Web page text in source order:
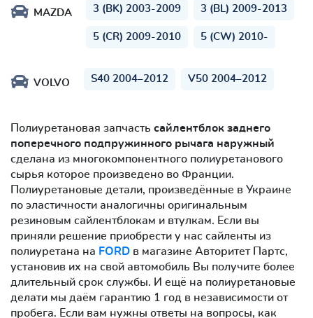
MAZDA 3 (BK) 2003-2009 3 (BL) 2009-2013
5 (CR) 2009-2010 5 (CW) 2010-
VOLVO S40 2004–2012 V50 2004–2012
Полиуретановая запчасть сайлентблок заднего
поперечного подпружинного рычага наружный
сделана из многокомпонентного полиуретанового
сырья которое произведено во Франции.
Полиуретановые детали, произведённые в Украине
по эластичности аналогичны оригинальным
резиновым сайлентблокам и втулкам. Если вы
приняли решение приобрести у нас сайленты из
полиуретана на FORD в магазине Авторитет Партс,
установив их на свой автомобиль Вы получите более
длительный срок службы. И ещё на полиуретановые
делати мы даём гарантию 1 год в независимости от
пробега. Если вам нужны ответы на вопросы, как